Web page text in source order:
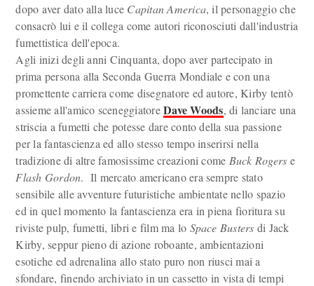
dopo aver dato alla luce Capitan America, il personaggio che
consacrò lui e il collega come autori riconosciuti dall'industria
fumettistica dell'epoca.
Agli inizi degli anni Cinquanta, dopo aver partecipato in
prima persona alla Seconda Guerra Mondiale e con una
promettente carriera come disegnatore ed autore, Kirby tentò
assieme all'amico sceneggiatoreDave Woods, di lanciare una
striscia a fumetti che potesse dare conto della sua passione
per la fantascienza ed allo stesso tempo inserirsi nella
tradizione di altre famosissime creazioni come Buck Rogers e
Flash Gordon. Il mercato americano era sempre stato
sensibile alle avventure futuristiche ambientate nello spazio
ed in quel momento la fantascienza era in piena fioritura su
riviste pulp, fumetti, libri e film ma lo Space Busters di Jack
Kirby, seppur pieno di azione roboante, ambientazioni
esotiche ed adrenalina allo stato puro non riusci mai a
sfondare, finendo archiviato in un cassetto in vista di tempi